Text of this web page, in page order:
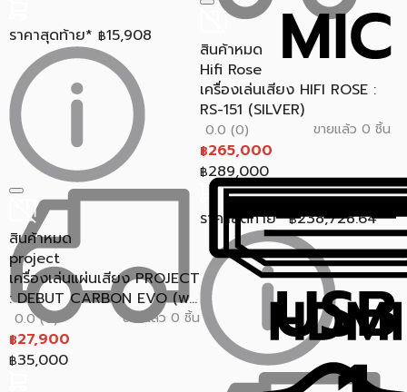
สินค้าหมด
Hifi Rose
เครื่องเล่นเสียง HIFI ROSE :
RS-151 (SILVER)
0.0 (0) ขายแล้ว 0 ชิ้น
฿265,000
฿289,000
ราคาสุดท้าย* ฿238,728.64
ราคาสุดท้าย* ฿15,908
สินค้าหมด
project
เครื่องเล่นแผ่นเสียง PROJECT
: DEBUT CARBON EVO (พ...
0.0 (0) ขายแล้ว 0 ชิ้น
฿27,900
฿35,000